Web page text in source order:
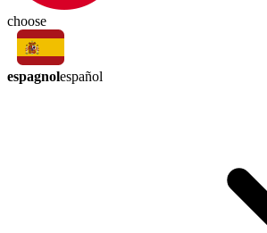
choose
espagnolespañol